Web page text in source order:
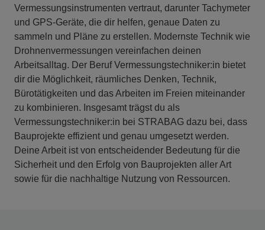
Vermessungsinstrumenten vertraut, darunter Tachymeter
und GPS-Geräte, die dir helfen, genaue Daten zu
sammeln und Pläne zu erstellen. Modernste Technik wie
Drohnenvermessungen vereinfachen deinen
Arbeitsalltag. Der Beruf Vermessungstechniker:in bietet
dir die Möglichkeit, räumliches Denken, Technik,
Bürotätigkeiten und das Arbeiten im Freien miteinander
zu kombinieren. Insgesamt trägst du als
Vermessungstechniker:in bei STRABAG dazu bei, dass
Bauprojekte effizient und genau umgesetzt werden.
Deine Arbeit ist von entscheidender Bedeutung für die
Sicherheit und den Erfolg von Bauprojekten aller Art
sowie für die nachhaltige Nutzung von Ressourcen.